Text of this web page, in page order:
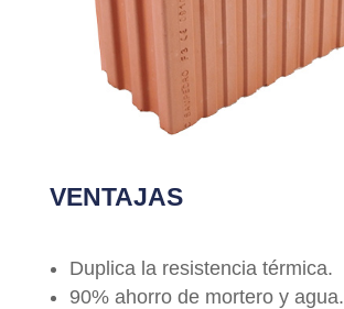
VENTAJAS
Duplica la resistencia térmica.
90% ahorro de mortero y agua.